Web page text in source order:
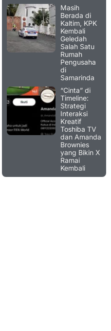
Masih
Berada di
Kaltim, KPK
Kembali
Geledah
Salah Satu
Rumah
Pengusaha
di
Samarinda
“Cinta” di
Timeline:
Strategi
Interaksi
Kreatif
Toshiba TV
dan Amanda
Brownies
yang Bikin X
Ramai
Kembali